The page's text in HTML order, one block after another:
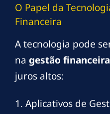
O Papel da
Financeira
A tecnologia pode
na gestão financeira
juros altos:
1. Aplicativos de